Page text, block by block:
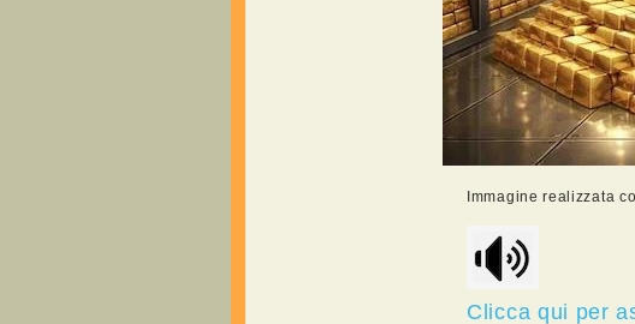
Immagine realizzata
Clicca qui per